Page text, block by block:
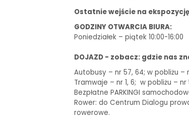
Ostatnie wejście na
GODZINY OTWARCIA BIURA:
Poniedziałek – piątek 10:00-16:00
DOJAZD - zobacz: gdzie nas
Autobusy – nr 57, 64; w pobliżu –
Tramwaje – nr 1, 6; w pobliżu – nr
Bezpłatne PARKINGI
Rower: do Centrum Dialogu
rowerowe.